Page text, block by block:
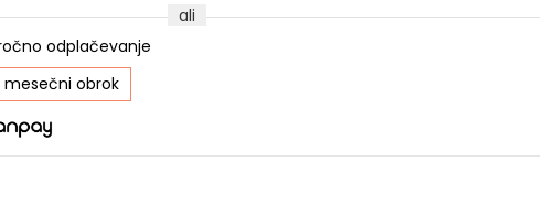
ali
odplačevanje
mesečni obrok